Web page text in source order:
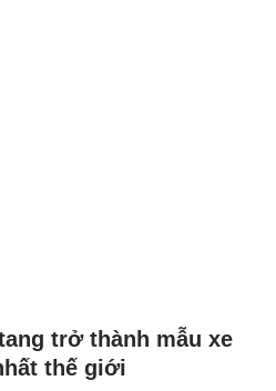
trở thành mẫu xe
thế giới